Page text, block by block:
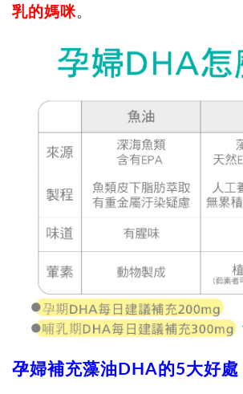
乳的媽咪。
孕婦補充藻油DHA的5大好處